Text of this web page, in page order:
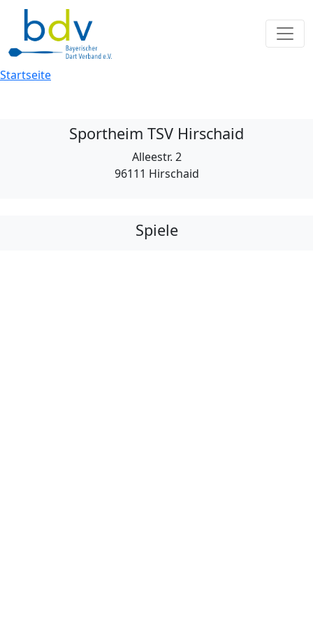
Startseite
Sportheim TSV Hirschaid
Alleestr. 2
96111 Hirschaid
Spiele